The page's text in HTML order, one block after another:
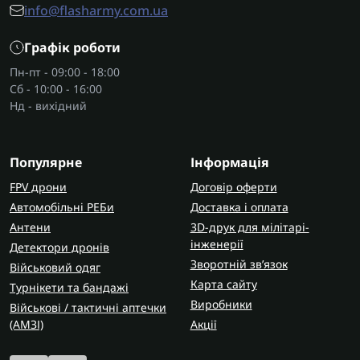
підходять для складних умов, а патч або лінійні
— для компактних моделей. Виносні антени для
дронів допомагають оптимізувати сигнал і
збільшити дальність керування.
НаFlash Army
ви можете купити антени для FPV
дронів напряму від виробника. Гарантія якості,
швидка доставка та підтримка фахівців
допоможуть обрати оптимальний варіант.
Надійні антени — це стабільний сигнал, точне
керування і впевненість у польоті.
Бренд:Антени для дронів AKKАнтени для дронів
AUTELАнтени для дронів BattleBorn
дронів BetaFPV
Антени для дронів BlueBird
info@flasharmy.com.ua
Графік роботи
Пн-пт - 09:00 - 18:00
Сб - 10:00 - 16:00
Нд - вихідний
Популярне
FPV дрони
Автомобільні РЕБи
Антени
Детектори дронів
Військовий одяг
Турнікети та бандажі
Військові / тактичні аптечки
(AMЗІ)
Інформація
Договір оферти
Доставка і оплата
3D-друк для мілітарі-
інженерії
Зворотній зв’язок
Карта сайту
Виробники
Акції